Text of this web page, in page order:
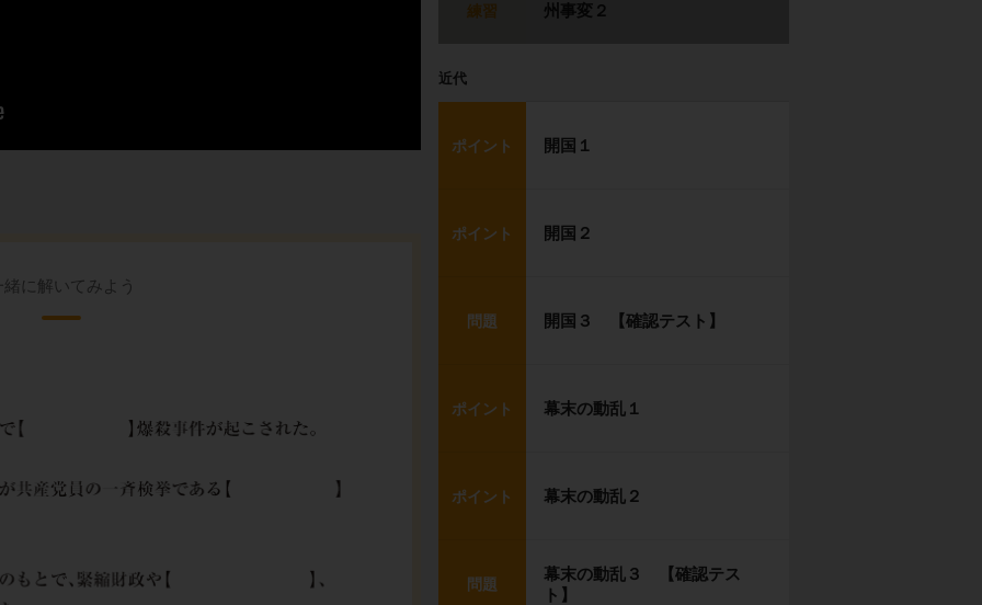
緒に解いてみよう
練習
州事変２
近代
ポイント 開国１
ポイント 開国２
問題 開国３ 【確認テスト】
ポイント 幕末の動乱１
ポイント 幕末の動乱２
問題
幕末の動乱３ 【確認テス
ト】